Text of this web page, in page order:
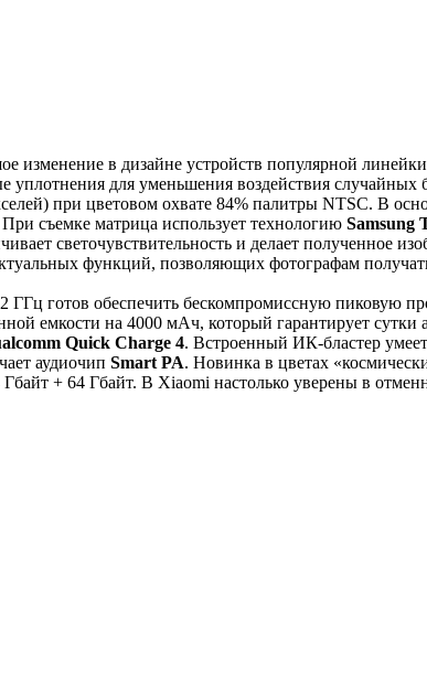
изменение в дизайне устройств популярной
для уменьшения воздействия
при цветовом охвате 84% палитры NTSC. В
съемке матрица использует технологию Samsung
светочувствительность и делает полученное
функций, позволяющих фотографам
ГГц готов обеспечить бескомпромиссную пиковую
емкости на 4000 мАч, который гарантирует
Quick Charge 4. Встроенный ИК-бластер
аудиочип Smart PA. Новинка в цветах
+ 64 Гбайт. В Xiaomi настолько уверены в